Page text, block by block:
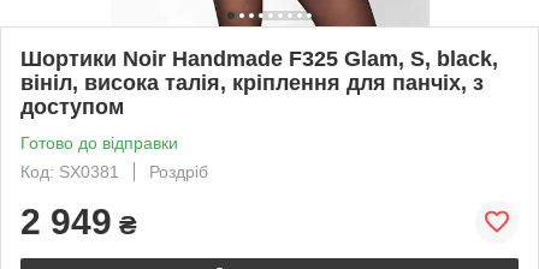
Шортики Noir Handmade F325 Glam, S, black,
вініл, висока талія, кріплення для панчіх, з
доступом
Готово до відправки
Код: SX0381
Роздріб
2 949 ₴